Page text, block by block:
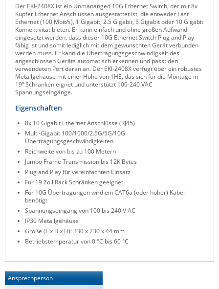
Riello UPS
Server Technology
Siretta
SIRIO Antenne
Sunbird
Tactical Software
Teltonika
Unwired Networks
Vision
WATTECO
Westermo
Yuasa
ZPE Systems
News zu unseren Herstellern
Der EKI-2408X ist ein Unmananged 10G Ethernet Switch, der mit 8x
Kupfer Ethernet Anschlüssen ausgestattet ist, die entweder Fast
Ethernet (100 Mbit/s), 1 Gigabit, 2.5 Gigabit, 5 Gigabit oder 10 Gigabit
Konnektivität bieten. Er kann einfach und ohne großen Aufwand
eingesetzt werden, dass dieser 10G Ethernet Switch Plug and Play
fähig ist und somit lediglich mit dem gewünschten Gerät verbunden
werden muss. Er kann die Übertragungsgeschwindigkeit des
angeschlossen Geräts automatisch erkennen und passt den
verwendeten Port daran an. Der EKI-2408X verfügt über ein robustes
Metallgehäuse mit einer Höhe von 1HE, das sich für die Montage in
19“ Schränken eignet und unterstützt 100-240 VAC
Spannungseingänge.
Eigenschaften
8x 10 Gigabit Ethernet Anschlüsse (RJ45)
Multi-Gigabit 100/1000/2.5G/5G/10G
Übertragungsgeschwindigkeiten
Reichweite von bis zu 100 Metern
Jumbo Frame Transmission bis 12K Bytes
Plug and Play für vereinfachten Einsatz
Für 19 Zoll Rack Schränken geeignet
Für 10G Übertragungen wird ein CAT6a (oder höher) Kabel
benötigt
Spannungseingang von 100 bis 240 V AC
IP30 Metallgehäuse
Größe (L x B x H): 330 x 230 x 44 mm
Betriebstemperatur von 0 °C bis 60 °C
Ansprechperson